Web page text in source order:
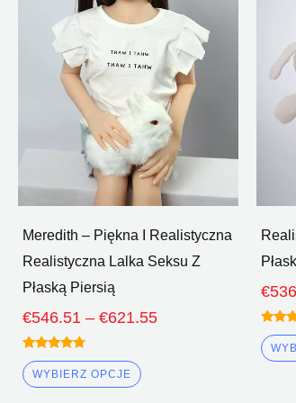
Meredith – Piękna I Realistyczna
Realistyczna Lalka Seksu Z
Płaską Piersią
€546.51 – €621.55
€621.55
Oceniono
4.50
z 5
WYBIERZ OPCJE
wiele
wariantów.
Opcje
można
wybrać
na
stronie
produktu
€
3.50
z 5